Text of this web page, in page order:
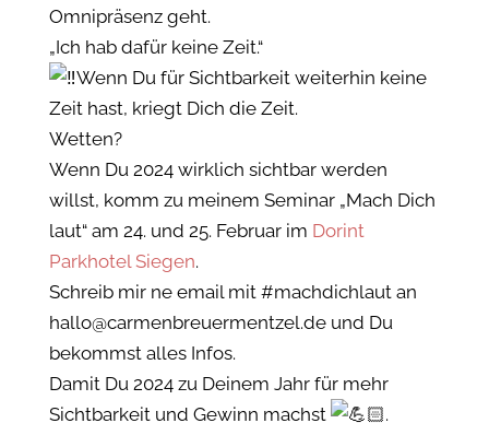
Omnipräsenz geht.
„Ich hab dafür keine Zeit.“
Wenn Du für Sichtbarkeit weiterhin keine
Zeit hast, kriegt Dich die Zeit.
Wetten?
Wenn Du 2024 wirklich sichtbar werden
willst, komm zu meinem Seminar „Mach Dich
laut“ am 24. und 25. Februar im Dorint
Parkhotel Siegen.
Schreib mir ne email mit #machdichlaut an
hallo@carmenbreuermentzel.de und Du
bekommst alles Infos.
Damit Du 2024 zu Deinem Jahr für mehr
Sichtbarkeit und Gewinn machst
.